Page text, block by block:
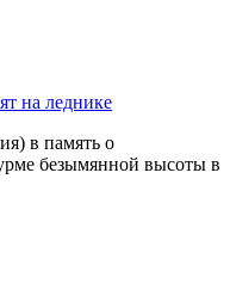
на леднике
в память о
безымянной высоты в